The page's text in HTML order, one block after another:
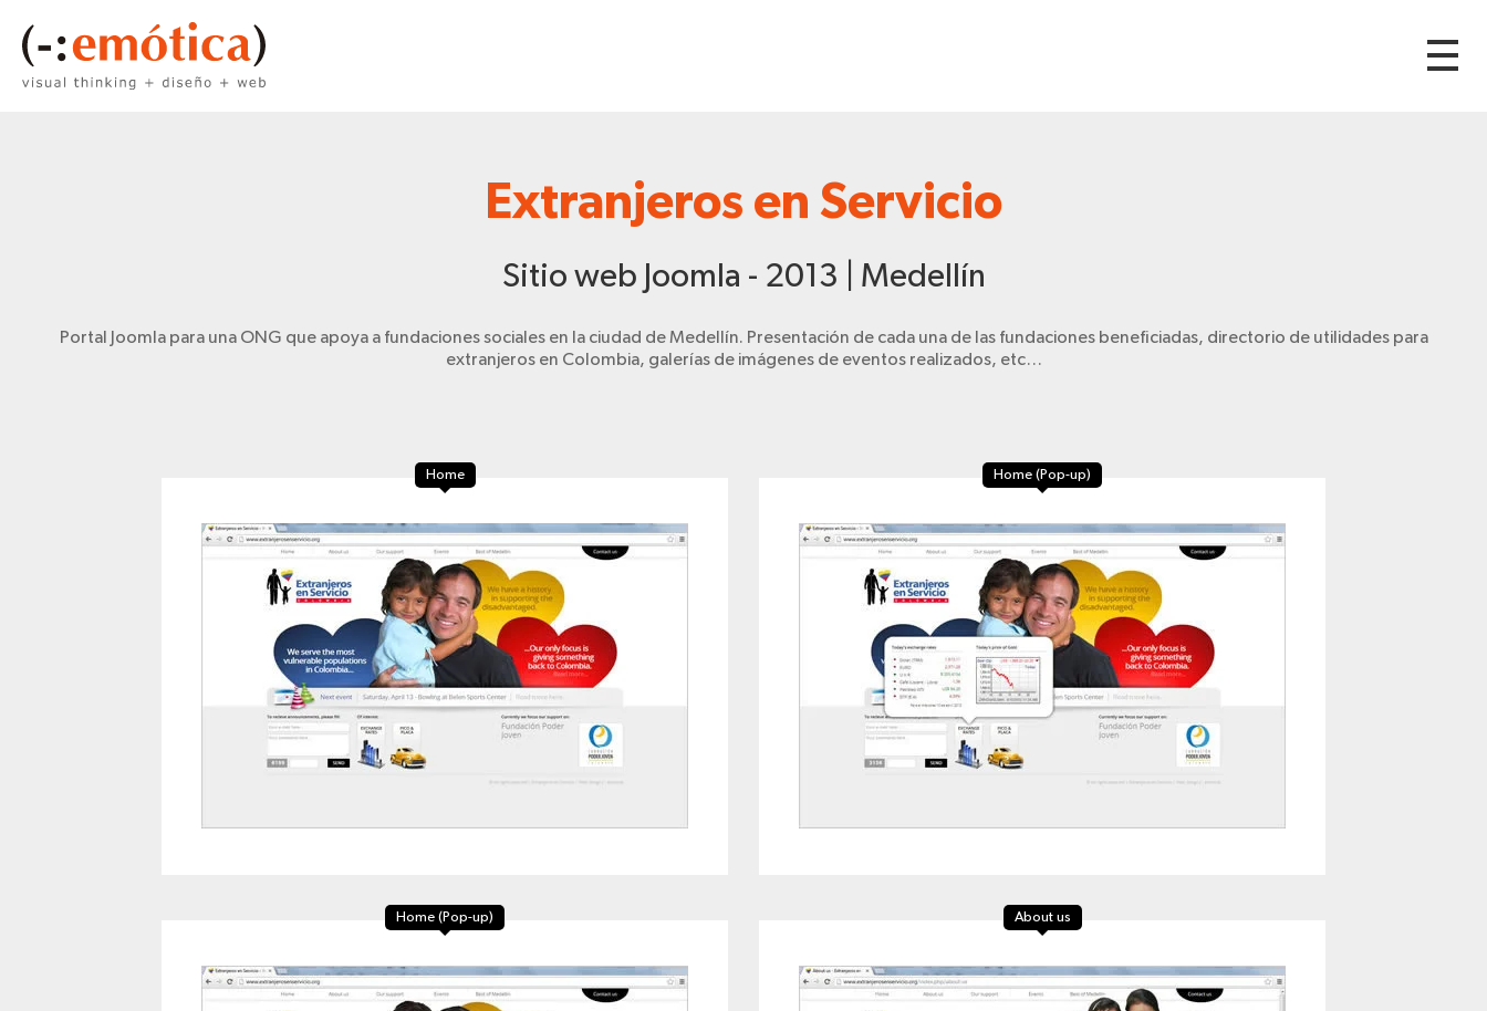
Extranjeros en Servicio
Sitio web Joomla - 2013 | Medellín
Portal Joomla para una ONG que apoya a fundaciones sociales en la ciudad de Medellín. Presentación de cada una de las fundaciones beneficiadas, directorio de utilidades para
extranjeros en Colombia, galerías de imágenes de eventos realizados, etc…
Home Home (Pop-up)
Home (Pop-up) About us